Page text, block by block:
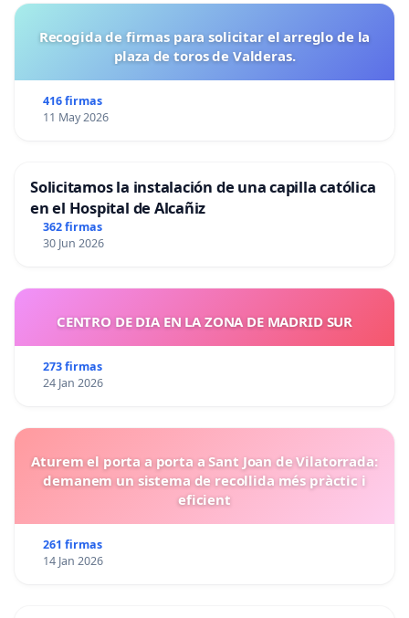
Recogida de firmas para solicitar el arreglo de la
plaza de toros de Valderas.
416 firmas
11 May 2026
Solicitamos la instalación de una capilla católica
en el Hospital de Alcañiz
362 firmas
30 Jun 2026
CENTRO DE DIA EN LA ZONA DE MADRID SUR
273 firmas
24 Jan 2026
Aturem el porta a porta a Sant Joan de Vilatorrada:
demanem un sistema de recollida més pràctic i
eficient
261 firmas
14 Jan 2026